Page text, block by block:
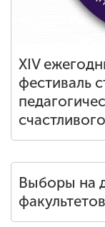
XIV
фестиваль
Выборы на